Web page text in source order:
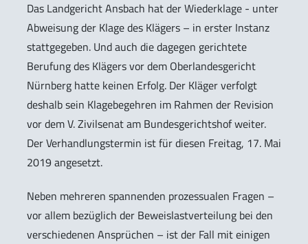
Das Landgericht Ansbach hat der Wiederklage - unter
Abweisung der Klage des Klägers – in erster Instanz
stattgegeben. Und auch die dagegen gerichtete
Berufung des Klägers vor dem Oberlandesgericht
Nürnberg hatte keinen Erfolg. Der Kläger verfolgt
deshalb sein Klagebegehren im Rahmen der Revision
vor dem V. Zivilsenat am Bundesgerichtshof weiter.
Der Verhandlungstermin ist für diesen Freitag, 17. Mai
2019 angesetzt.
Neben mehreren spannenden prozessualen Fragen –
vor allem bezüglich der Beweislastverteilung bei den
verschiedenen Ansprüchen – ist der Fall mit einigen